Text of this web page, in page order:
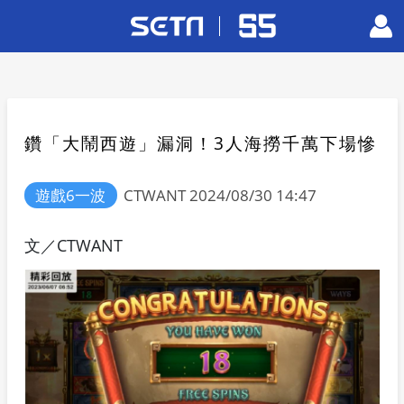
鑽「大鬧西遊」漏洞！3人海撈千萬下場慘
遊戲6一波 CTWANT 2024/08/30 14:47
文／CTWANT